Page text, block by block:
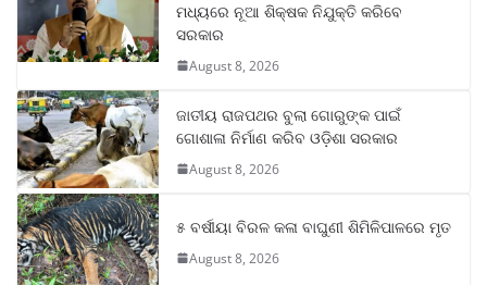
ମଧ୍ୟରେ ନୂଆ ଶିକ୍ଷକ ନିଯୁକ୍ତି କରିବେ
ସରକାର
August 8, 2026
ଜାତୀୟ ରାଜପଥର ବୁଲା ଗୋରୁଙ୍କ ପାଇଁ
ଗୋଶାଳା ନିର୍ମାଣ କରିବ ଓଡ଼ିଶା ସରକାର
August 8, 2026
୫ ବର୍ଷୀୟା ବିରଳ କଳା ବାଘୁଣୀ ଶିମିଳିପାଳରେ ମୃତ
August 8, 2026